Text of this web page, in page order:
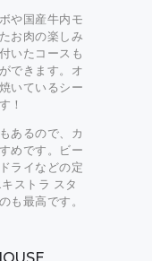
や国産牛内モ
お肉の楽しみ
いたコースも
できます。オ
いているシー
！
あるので、カ
めです。ビー
ライなどの定
ストラ スタ
も最高です。